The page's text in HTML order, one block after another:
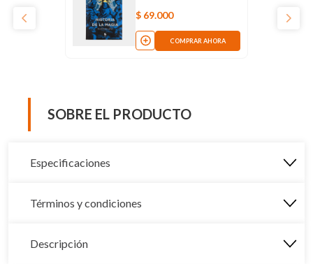
$ 69.000
COMPRAR AHORA
SOBRE EL PRODUCTO
Especificaciones
Términos y condiciones
Descripción